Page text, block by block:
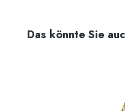
Produktgalerie überspringen
Das könnte Sie